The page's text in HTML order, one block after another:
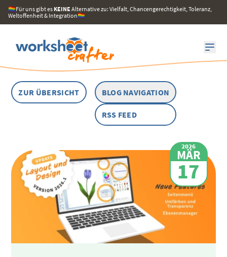
🏳️‍🌈Für uns gibt es KEINE Alternative zu: Vielfalt, Chancengerechtigkeit, Toleranz,
Weltoffenheit & Integration🏳️‍🌈
ZUR ÜBERSICHT BLOG NAVIGATION
RSS FEED
2026
MÄR
17